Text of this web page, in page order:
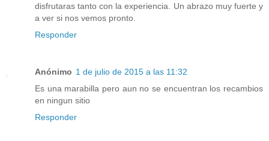
disfrutaras tanto con la experiencia. Un abrazo muy fuerte y
a ver si nos vemos pronto.
Responder
Anónimo 1 de julio de 2015 a las 11:32
Es una marabilla pero aun no se encuentran los recambios
en ningun sitio
Responder